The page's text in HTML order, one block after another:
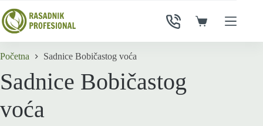
to
content
Shopping
Početna Sadnice Bobičastog voća
Sadnice Bobičastog
voća